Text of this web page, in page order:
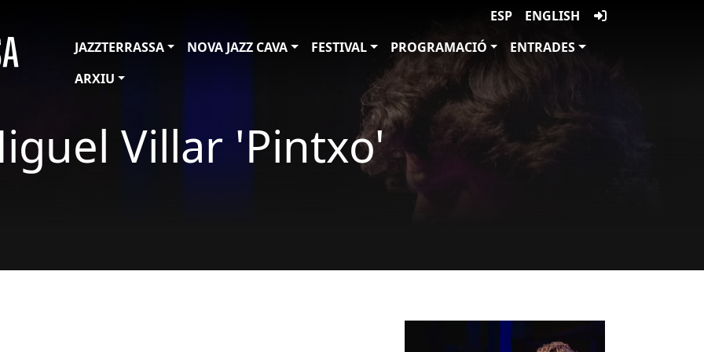
ESP
ENGLISH
JAZZTERRASSA
NOVA JAZZ CAVA FESTIVAL PROGRAMACIÓ
ENTRADES
ARXIU
Villar 'Pintxo'